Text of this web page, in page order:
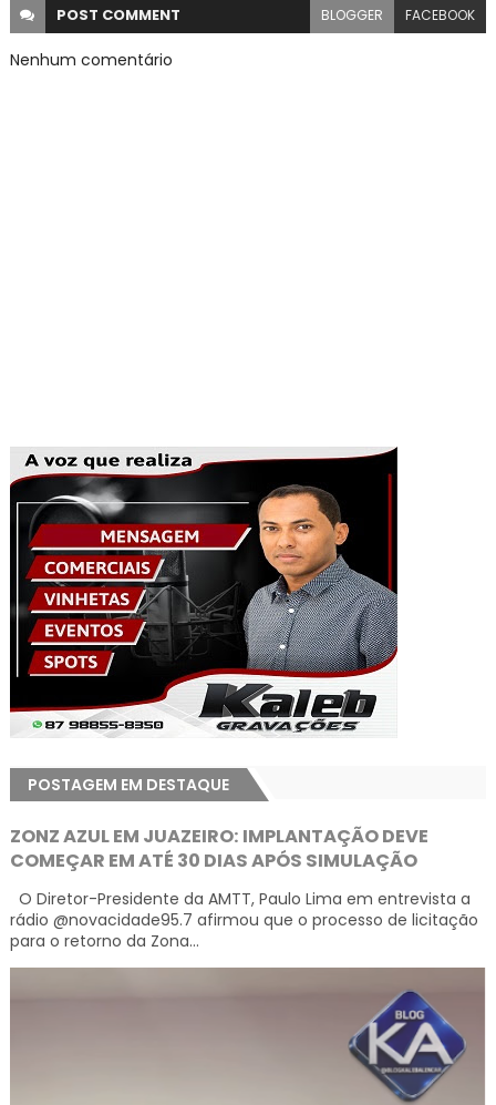
POST COMMENT BLOGGER FACEBOOK
Nenhum comentário
POSTAGEM EM DESTAQUE
ZONZ AZUL EM JUAZEIRO: IMPLANTAÇÃO DEVE
COMEÇAR EM ATÉ 30 DIAS APÓS SIMULAÇÃO
O Diretor-Presidente da AMTT, Paulo Lima em entrevista a
rádio @novacidade95.7 afirmou que o processo de licitação
para o retorno da Zona...